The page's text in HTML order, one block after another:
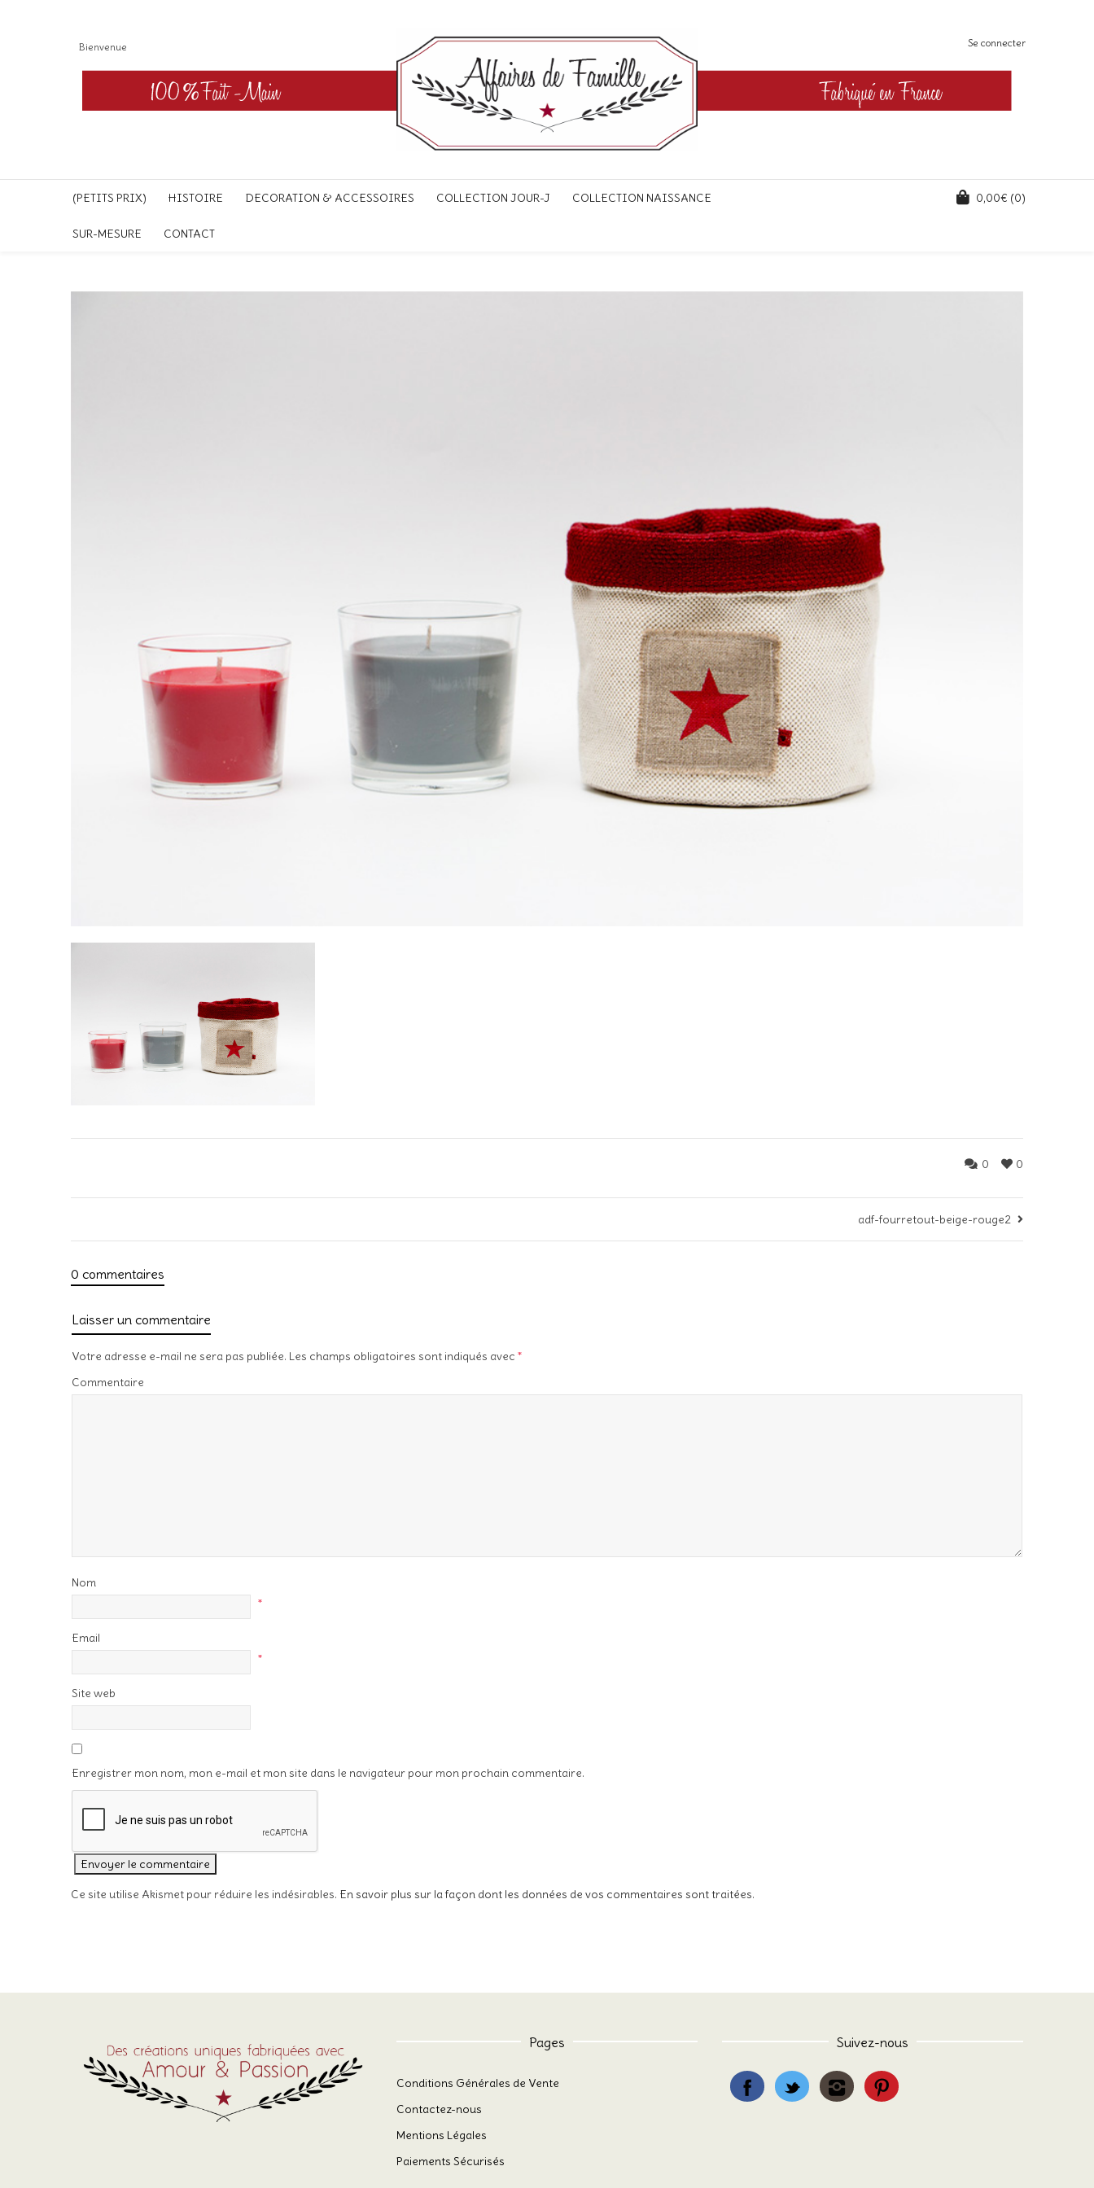
Bienvenue Se connecter
(PETITS PRIX) HISTOIRE DECORATION & ACCESSOIRES COLLECTION JOUR-J COLLECTION NAISSANCE
SUR-MESURE CONTACT
0,00€ (0)
0
0
adf-fourretout-beige-rouge2
0 commentaires
Laisser un commentaire
Votre adresse e-mail ne sera pas publiée. Les champs obligatoires sont indiqués avec *
Commentaire
Nom
*
Email
*
Site web
Enregistrer mon nom, mon e-mail et mon site dans le navigateur pour mon prochain commentaire.
Ce site utilise Akismet pour réduire les indésirables. En savoir plus sur la façon dont les données de vos commentaires sont traitées.
Pages
Conditions Générales de Vente
Contactez-nous
Mentions Légales
Paiements Sécurisés
Suivez-nous